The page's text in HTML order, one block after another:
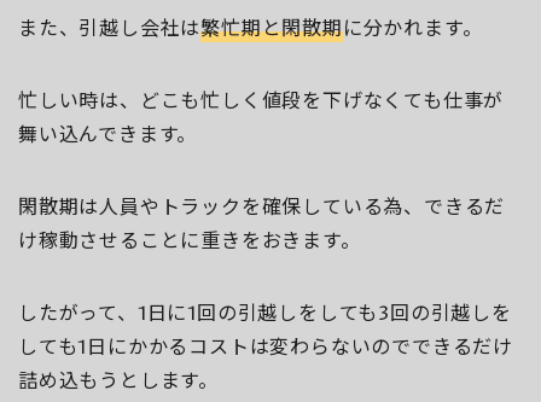
また、引越し会社は繁忙期と閑散期に分かれます。
忙しい時は、どこも忙しく値段を下げなくても仕事が
舞い込んできます。
閑散期は人員やトラックを確保している為、できるだ
け稼動させることに重きをおきます。
したがって、1日に1回の引越しをしても3回の引越しを
しても1日にかかるコストは変わらないのでできるだけ
詰め込もうとします。